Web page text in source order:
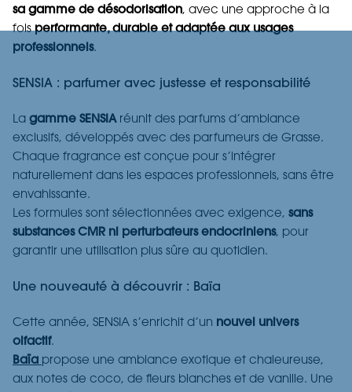
sa gamme de désodorisation, avec une approche à la
foisperformante, durable et adaptée aux usages
professionnels.
SENSIA : parfumer avec justesse et responsabilité
La gamme SENSIAréunit des parfums d’ambiance
exclusifs, développés avec des parfumeurs de Grasse.
Chaque fragrance est conçue pour s’intégrer
naturellement dans les espaces professionnels, sans être
envahissante.
Les formules sont sélectionnées avec exigence, sans
substances CMR ni perturbateurs endocriniens, pour
garantir une utilisation plus sûre au quotidien.
Une nouveauté à découvrir : Baïa
Cette année, SENSIA s’enrichit d’un nouvel univers
olfactif.
Baïa propose une ambiance exotique et chaleureuse,
aux notes de coco, de fleurs blanches et de vanille. Une